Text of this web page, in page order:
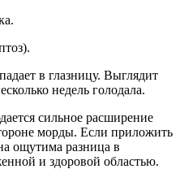
в глазницу. Выглядит
недель голодала.
сильное расширение
морды. Если приложить
ощутима разница в
и здоровой областью.